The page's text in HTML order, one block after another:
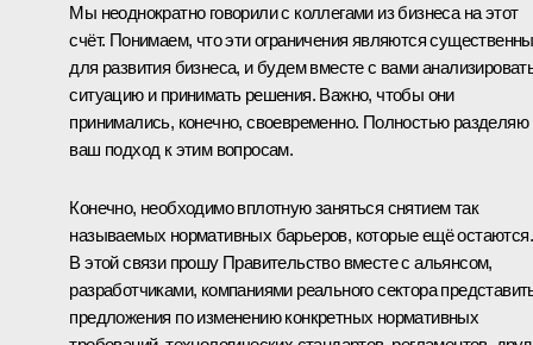
Мы неоднократно говорили с коллегами из бизнеса на этот
счёт. Понимаем, что эти ограничения являются
для развития бизнеса, и будем вместе с вами
ситуацию и принимать решения. Важно, чтобы они
принимались, конечно, своевременно. Полностью разделяю
ваш подход к этим вопросам.
Конечно, необходимо вплотную заняться снятием так
называемых нормативных барьеров, которые ещё остаются.
В этой связи прошу Правительство вместе с альянсом,
разработчиками, компаниями реального сектора
предложения по изменению конкретных нормативных